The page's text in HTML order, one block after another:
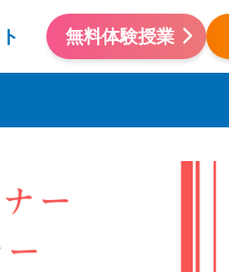
無料体験授業